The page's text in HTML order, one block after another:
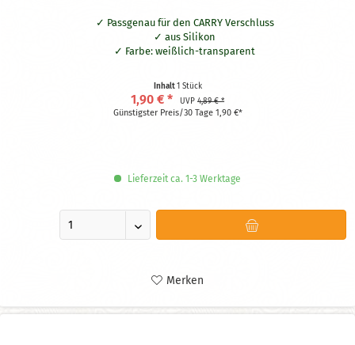
Passgenau für den CARRY Verschluss
aus Silikon
Farbe: weißlich-transparent
Inhalt1 Stück
1,90 € * UVP4,89 € *
Günstigster Preis/30 Tage 1,90 €*
Lieferzeit ca. 1-3 Werktage
Merken